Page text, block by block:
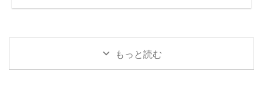
もっと読む